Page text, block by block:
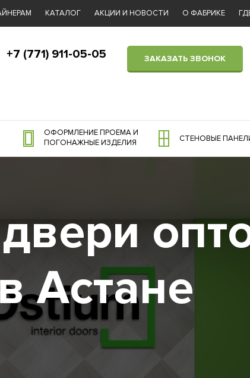
КАТАЛОГ АКЦИИ И НОВОСТИ О ФАБРИКЕ
+7 (771) 911-05-05 ЗАКАЗАТЬ ЗВОНОК
ОФОРМЛЕНИЕ ПРОЕМА И
ПОГОНАЖНЫЕ ИЗДЕЛИЯ
СТЕНОВЫЕ
Астане